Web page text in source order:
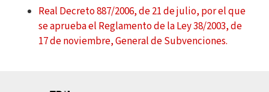
Real Decreto 887/2006, de 21 de julio, por el que
se aprueba el Reglamento de la Ley 38/2003, de
17 de noviembre, General de Subvenciones.